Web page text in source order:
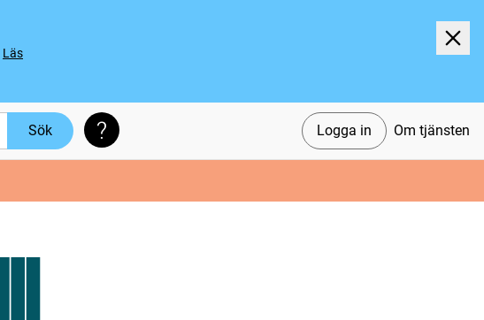
Läs
Logga in Om tjänsten
Sök Söktips